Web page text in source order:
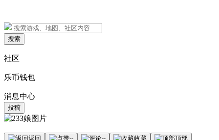
搜索
社区
乐币钱包
消息中心
投稿
返回 -- -- 收藏 顶部